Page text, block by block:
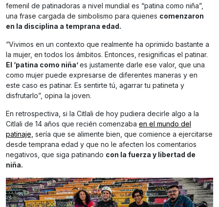
femenil de patinadoras a nivel mundial es “patina como niña”,
una frase cargada de simbolismo para quienes comenzaron
en la disciplina a temprana edad.
“Vivimos en un contexto que realmente ha oprimido bastante a
la mujer, en todos los ámbitos. Entonces, resignificas el patinar.
El ‘patina como niña’es justamente darle ese valor, que una
como mujer puede expresarse de diferentes maneras y en
este caso es patinar. Es sentirte tú, agarrar tu patineta y
disfrutarlo”, opina la joven.
En retrospectiva, si la Citlali de hoy pudiera decirle algo a la
Citlali de 14 años que recién comenzaba en el mundo del
patinaje, sería que se alimente bien, que comience a ejercitarse
desde temprana edad y que no le afecten los comentarios
negativos, que siga patinando con la fuerza y libertad de
niña.